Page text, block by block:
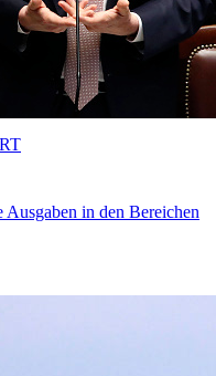
in den Bereichen